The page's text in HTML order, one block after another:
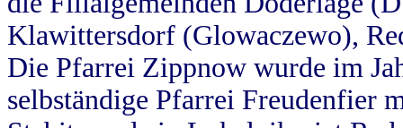
Klawittersdorf (Glowaczewo),
Die Pfarrei Zippnow wurde im
selbständige Pfarrei Freudenfier